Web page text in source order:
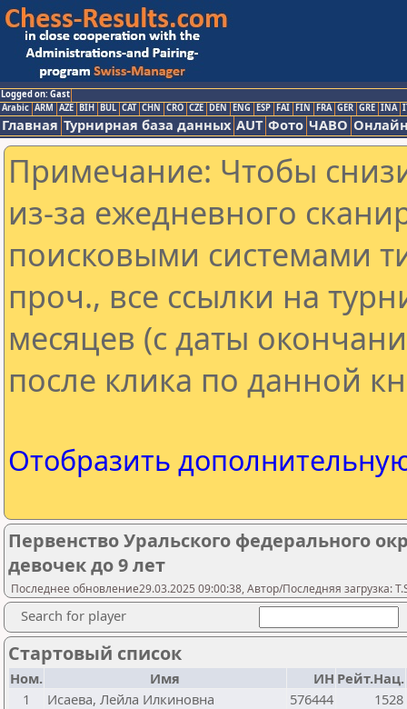
Logged on: Gast
Arabic ARM AZE BIH BUL CAT CHN CRO CZE DEN ENG ESP FAI FIN FRA GER GRE INA
Главная Турнирная база данных AUT Фото ЧАВО
Примечание: Чтобы
из-за ежедневного
поисковыми системами
проч., все ссылки на
месяцев (с даты
после клика по данной
Отобразить
Первенство Уральского федерального
девочек до 9 лет
Последнее обновление29.03.2025 09:00:38, Автор/Последняя загрузка:
Search for player
Стартовый список
Ном. Имя ИН Рейт.Нац.
1
Исаева, Лейла Илкиновна 576444
1528